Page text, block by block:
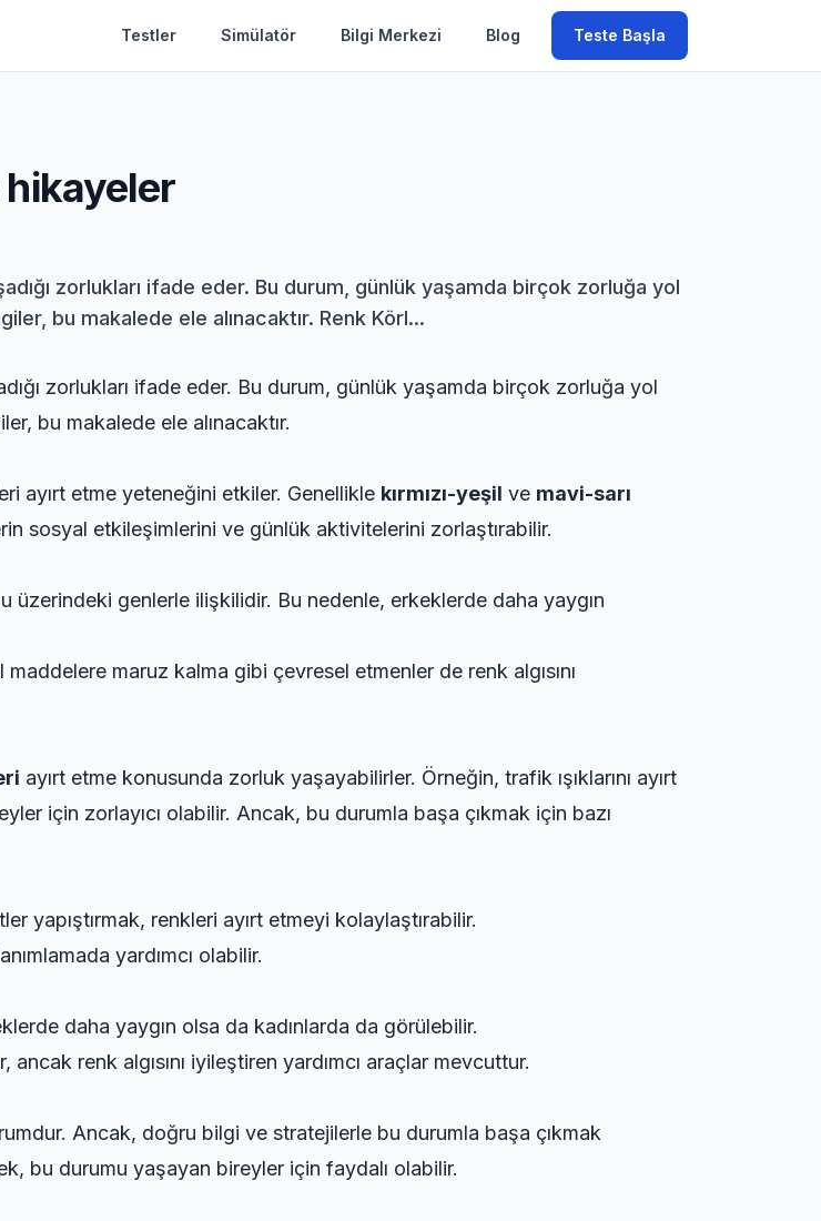
Testler Simülatör Bilgi Merkezi Blog Teste Başla
zorlukları ifade eder. Bu durum, günlük yaşamda birçok zorluğa yol
bu makalede ele alınacaktır. Renk Körl...
zorlukları ifade eder. Bu durum, günlük yaşamda birçok zorluğa yol
bu makalede ele alınacaktır.
ayırt etme yeteneğini etkiler. Genellikle kırmızı-yeşil ve mavi-sarı
sosyal etkileşimlerini ve günlük aktivitelerini zorlaştırabilir.
üzerindeki genlerle ilişkilidir. Bu nedenle, erkeklerde daha yaygın
maruz kalma gibi çevresel etmenler de renk algısını
ayırt etme konusunda zorluk yaşayabilirler. Örneğin, trafik ışıklarını ayırt
için zorlayıcı olabilir. Ancak, bu durumla başa çıkmak için bazı
yapıştırmak, renkleri ayırt etmeyi kolaylaştırabilir.
yardımcı olabilir.
daha yaygın olsa da kadınlarda da görülebilir.
renk algısını iyileştiren yardımcı araçlar mevcuttur.
Ancak, doğru bilgi ve stratejilerle bu durumla başa çıkmak
bu durumu yaşayan bireyler için faydalı olabilir.